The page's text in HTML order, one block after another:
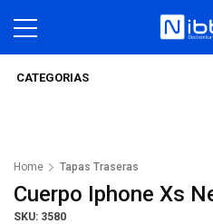
CATEGORIAS
Home Tapas Traseras
Cuerpo Iphone Xs
SKU: 3580